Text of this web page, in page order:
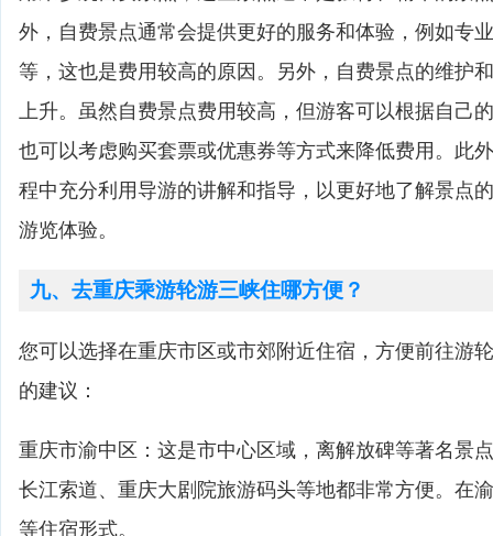
外，自费景点通常会提供更好的服务和体验，例如专
等，这也是费用较高的原因。另外，自费景点的维护
上升。虽然自费景点费用较高，但游客可以根据自己
也可以考虑购买套票或优惠券等方式来降低费用。此
程中充分利用导游的讲解和指导，以更好地了解景点
游览体验。
九、去重庆乘游轮游三峡住哪方便？
您可以选择在重庆市区或市郊附近住宿，方便前往游
的建议：
重庆市渝中区：这是市中心区域，离解放碑等著名景
长江索道、重庆大剧院旅游码头等地都非常方便。在
等住宿形式。